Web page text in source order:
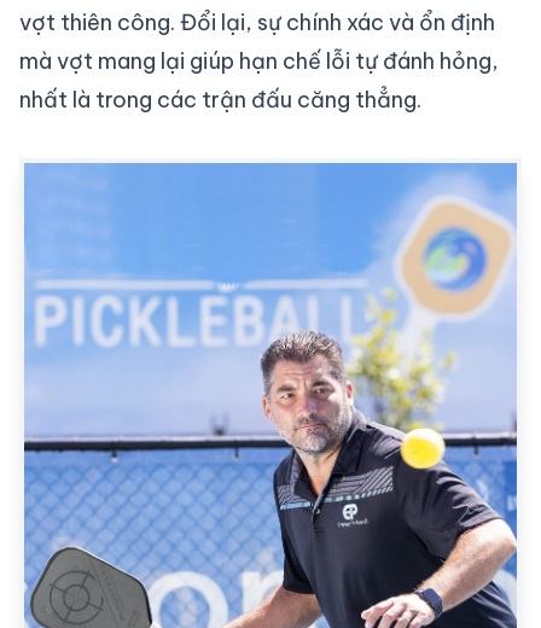
vợt thiên công. Đổi lại, sự chính xác và ổn định
mà vợt mang lại giúp hạn chế lỗi tự đánh hỏng,
nhất là trong các trận đấu căng thẳng.